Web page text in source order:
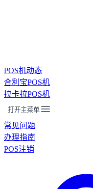
POS机动态
合利宝POS机
拉卡拉POS机
打开主菜单
常见问题
办理指南
POS注销